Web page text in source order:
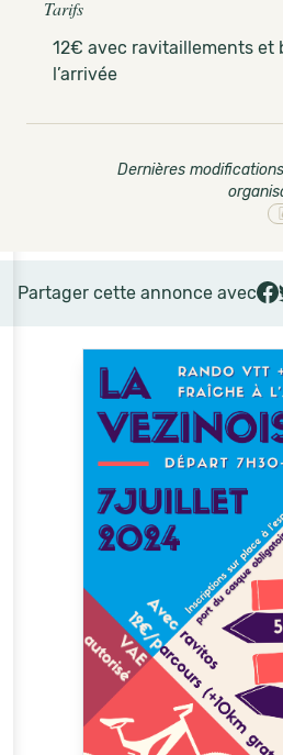
Tarifs
12€ avec ravitaillements et
l’arrivée
Dernières
Partager cette annonce avec